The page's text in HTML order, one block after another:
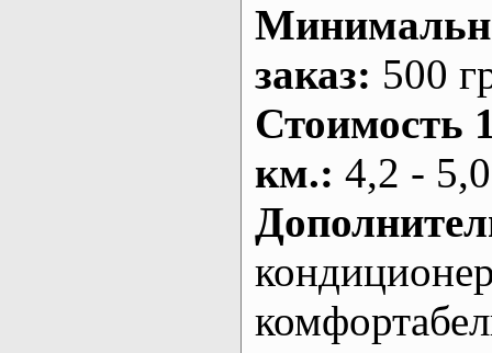
заказ: 500
Стоимость
км.: 4,2 -